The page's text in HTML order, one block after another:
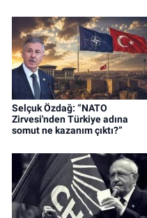
Selçuk Özdağ: “NATO
Zirvesi'nden Türkiye adına
somut ne kazanım çıktı?”